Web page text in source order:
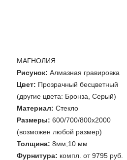
МАГНОЛИЯ
Рисунок: Алмазная гравировка
Цвет: Прозрачный бесцветный
(другие цвета: Бронза, Серый)
Материал: Стекло
Размеры: 600/700/800х2000
(возможен любой размер)
Толщина: 8мм;10 мм
Фурнитура: компл. от 9795 руб.